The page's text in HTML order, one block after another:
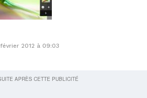
2012 à 09:03